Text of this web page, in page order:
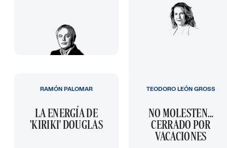
LA ENERGÍA DE
'KIRIKI' DOUGLAS
RAMÓN PALOMAR
NO MOLESTEN…
CERRADO POR
VACACIONES
TEODORO LEÓN GROSS